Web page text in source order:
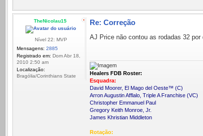
TheNicolau15
Nível 22: MVP
Mensagens: 2885
Registrado em: Dom Abr 18,
2010 2:50 am
Localização:
Bragólia/Corinthians State
Re: Correção
AJ Price não contou as rodadas 32
Healers FDB Roster:
Esquadra:
David Moorer, El Mago del Oeste™ (C)
Arron Augustin Afflalo, Triple A Franchise (VC)
Christopher Emmanuel Paul
Gregory Keith Monroe, Jr.
James Khristian Middleton
Rotação: